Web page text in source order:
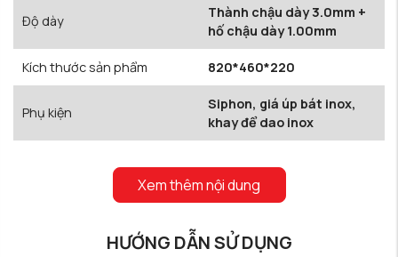
Độ dày
Thành chậu dày 3.0mm +
hố chậu dày 1.00mm
Kích thước sản phẩm 820*460*220
Phụ kiện
Siphon, giá úp bát inox,
khay để dao inox
Xem thêm nội dung
HƯỚNG DẪN SỬ DỤNG